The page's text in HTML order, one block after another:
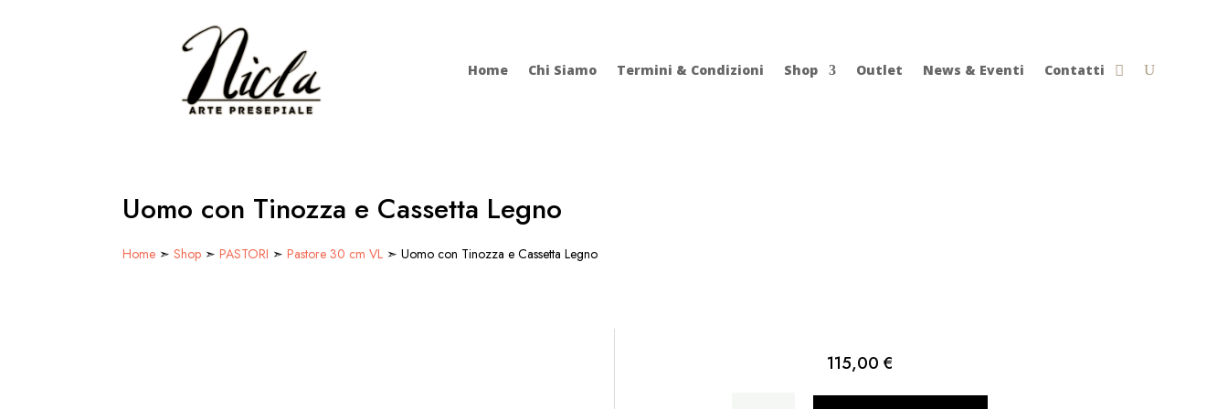
Home Chi Siamo Termini & Condizioni Shop Outlet News & Eventi Contatti
Uomo con Tinozza e Cassetta Legno
Home ➣Shop ➣PASTORI ➣Pastore 30 cm VL ➣ Uomo con Tinozza e Cassetta Legno
115,00 €